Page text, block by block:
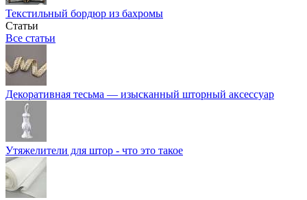
Текстильный бордюр из бахромы
Статьи
Все статьи
Декоративная тесьма — изысканный шторный аксессуар
Утяжелители для штор - что это такое